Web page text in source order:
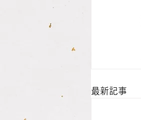
最新記事